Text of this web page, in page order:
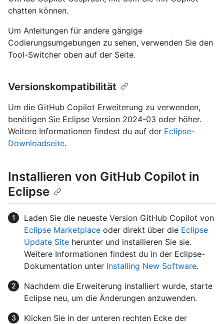
chatten können.
Um Anleitungen für andere gängige
Codierungsumgebungen zu sehen, verwenden Sie den
Tool-Switcher oben auf der Seite.
Versionskompatibilität
Um die GitHub Copilot Erweiterung zu verwenden,
benötigen Sie Eclipse Version 2024-03 oder höher.
Weitere Informationen findest du auf der Eclipse-
Downloadseite.
Installieren von GitHub Copilot in
Eclipse
Laden Sie die neueste Version GitHub Copilot von
Eclipse Marketplace oder direkt über die Eclipse
Update Site herunter und installieren Sie sie.
Weitere Informationen findest du in der Eclipse-
Dokumentation unter Installing New Software.
Nachdem die Erweiterung installiert wurde, starte
Eclipse neu, um die Änderungen anzuwenden.
Klicken Sie in der unteren rechten Ecke der